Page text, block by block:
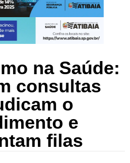
na Saúde:
consultas
o
e
filas